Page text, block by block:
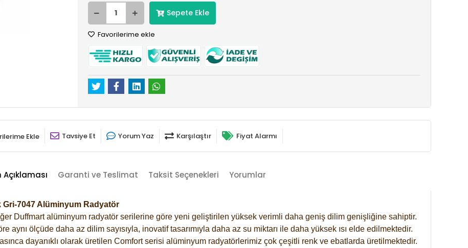
Sepete Ekle
Favorilerime ekle
Ekle Tavsiye Et Yorum Yaz Karşılaştır Fiyat Alarmı
Açıklaması Garanti ve Teslimat Taksit Seçenekleri Yorumlar
Gri-7047 Alüminyum Radyatör
Duffmart alüminyum radyatör serilerine göre yeni geliştirilen yüksek verimli daha geniş dilim genişliğine sahiptir.
aynı ölçüde daha az dilim sayısıyla, inovatif tasarımıyla daha az su miktarı ile daha yüksek ısı elde edilmektedir.
dayanıklı olarak üretilen Comfort serisi alüminyum radyatörlerimiz çok çeşitli renk ve ebatlarda üretilmektedir.